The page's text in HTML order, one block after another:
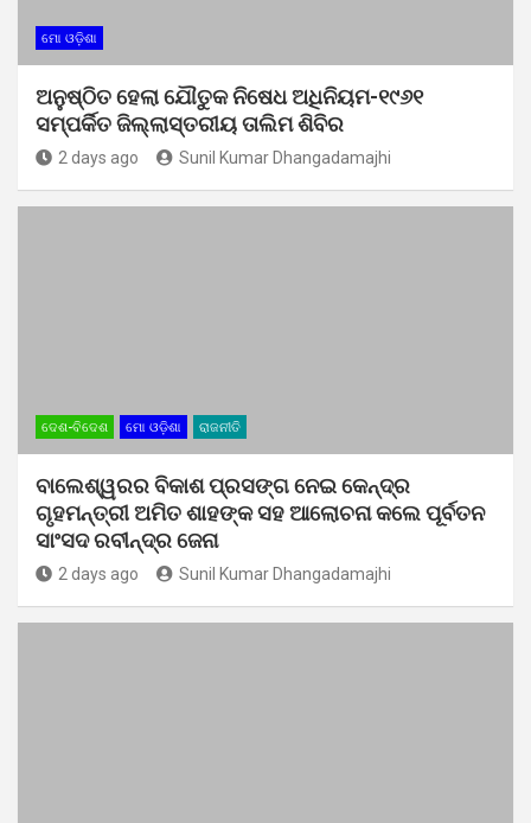
ମୋ ଓଡ଼ିଶା
ଅନୁଷ୍ଠିତ ହେଲା ଯୌତୁକ ନିଷେଧ ଅଧିନିୟମ-୧୯୬୧
ସମ୍ପର୍କିତ ଜିଲ୍ଲାସ୍ତରୀୟ ତାଲିମ ଶିବିର
2 days ago Sunil Kumar Dhangadamajhi
ଦେଶ-ବିଦେଶ ମୋ ଓଡ଼ିଶା ରାଜନୀତି
ବାଲେଶ୍ୱରର ବିକାଶ ପ୍ରସଙ୍ଗ ନେଇ କେନ୍ଦ୍ର
ଗୃହମନ୍ତ୍ରୀ ଅମିତ ଶାହଙ୍କ ସହ ଆଲୋଚନା କଲେ ପୂର୍ବତନ
ସାଂସଦ ରବୀନ୍ଦ୍ର ଜେନା
2 days ago Sunil Kumar Dhangadamajhi